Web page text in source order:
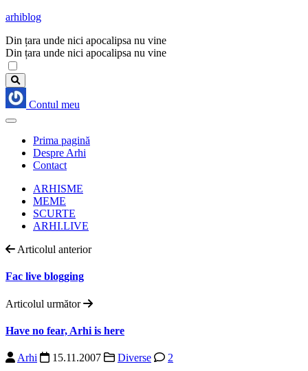
arhiblog
Din țara unde nici apocalipsa nu vine
Din țara unde nici apocalipsa nu vine
Contul meu
Prima pagină
Despre Arhi
Contact
ARHISME
MEME
SCURTE
ARHI.LIVE
Articolul anterior
Fac live blogging
Articolul următor
Have no fear, Arhi is here
Arhi 15.11.2007 Diverse 2